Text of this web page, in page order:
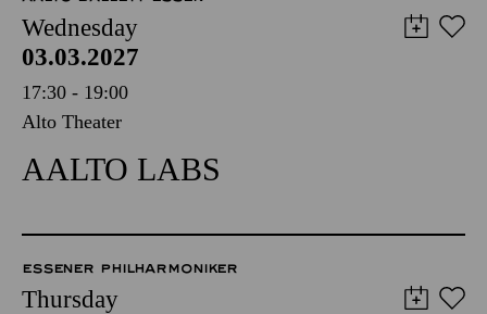
Wednesday
03.03.2027
17:30 - 19:00
Alto Theater
AALTO LABS
ESSENER PHILHARMONIKER
Thursday